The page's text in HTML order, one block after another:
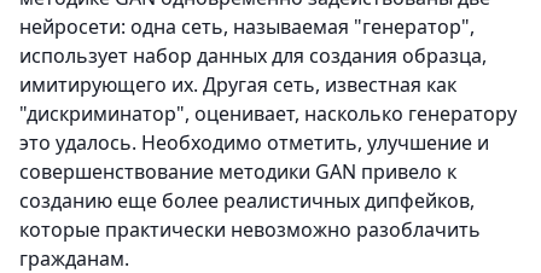
нейросети: одна сеть, называемая "генератор",
использует набор данных для создания образца,
имитирующего их. Другая сеть, известная как
"дискриминатор", оценивает, насколько генератору
это удалось. Необходимо отметить, улучшение и
совершенствование методики GAN привело к
созданию еще более реалистичных дипфейков,
которые практически невозможно разоблачить
гражданам.